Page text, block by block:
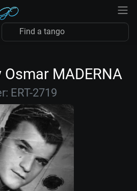
Osmar MADERNA
ERT-2719